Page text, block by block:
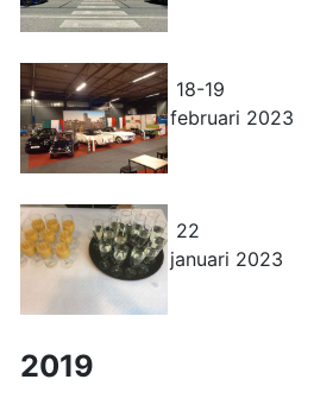
18-19
februari 2023
22
januari 2023
2019